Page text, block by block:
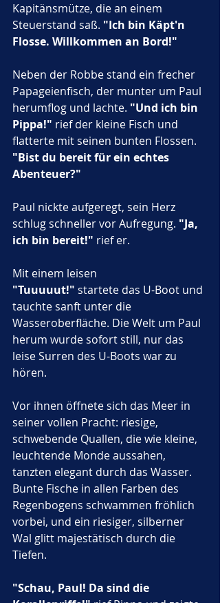
Kapitänsmütze, die an einem
Steuerstand saß. "Ich bin Käpt'n
Flosse. Willkommen an Bord!"
Neben der Robbe stand ein frecher
Papageienfisch, der munter um Paul
herumflog und lachte. "Und ich bin
Pippa!" rief der kleine Fisch und
flatterte mit seinen bunten Flossen.
"Bist du bereit für ein echtes
Abenteuer?"
Paul nickte aufgeregt, sein Herz
schlug schneller vor Aufregung. "Ja,
ich bin bereit!" rief er.
Mit einem leisen
"Tuuuuut!" startete das U-Boot und
tauchte sanft unter die
Wasseroberfläche. Die Welt um Paul
herum wurde sofort still, nur das
leise Surren des U-Boots war zu
hören.
Vor ihnen öffnete sich das Meer in
seiner vollen Pracht: riesige,
schwebende Quallen, die wie kleine,
leuchtende Monde aussahen,
tanzten elegant durch das Wasser.
Bunte Fische in allen Farben des
Regenbogens schwammen fröhlich
vorbei, und ein riesiger, silberner
Wal glitt majestätisch durch die
Tiefen.
"Schau, Paul! Da sind die